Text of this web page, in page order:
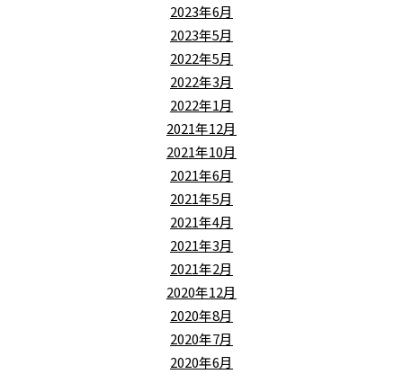
2023年6月
2023年5月
2022年5月
2022年3月
2022年1月
2021年12月
2021年10月
2021年6月
2021年5月
2021年4月
2021年3月
2021年2月
2020年12月
2020年8月
2020年7月
2020年6月